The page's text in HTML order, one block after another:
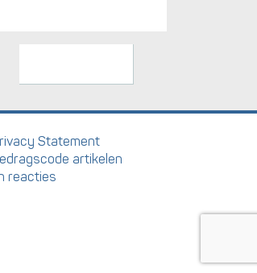
Statement
artikelen
reacties